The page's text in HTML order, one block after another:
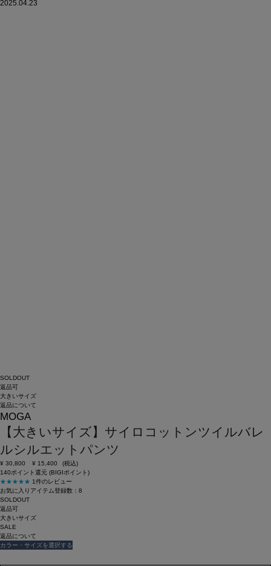
2025.04.23
SOLDOUT
返品可
大きいサイズ
返品について
MOGA
【大きいサイズ】サイロコットンツイルバレ
ルシルエットパンツ
¥ 30,800 ¥ 15,400
(税込)
140ポイント還元 (BIGIポイント)
★★★★★ 1件のレビュー
お気に入りアイテム登録数： 8
SOLDOUT
返品可
大きいサイズ
SALE
返品について
カラー・サイズを選択する